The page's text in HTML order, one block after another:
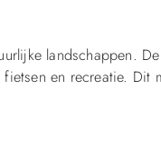
landschappen.
en recreatie. Dit